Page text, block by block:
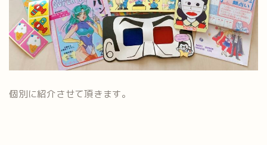
個別に紹介させて頂きます。